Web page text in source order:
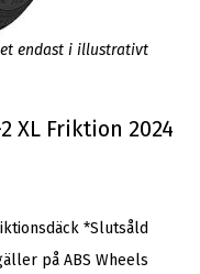
endast i illustrativt
XL Friktion 2024
*Slutsåld
på ABS Wheels